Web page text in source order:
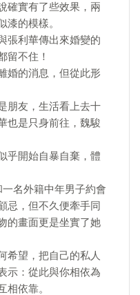
確實有了些效果，兩
漆的模樣。
張利華傳出來婚變的
留不住！
婚的消息，但從此形
朋友，生活看上去十
也是只身前往，魏駿
乎開始自暴自棄，體
名外籍中年男子約會
忌，但不久便牽手同
的畫面更是坐實了她
希望，把自己的私人
示：從此與你相依為
依靠。